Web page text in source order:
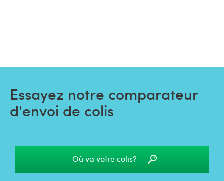
Essayez notre comparateur
d'envoi de colis
Où va votre colis?